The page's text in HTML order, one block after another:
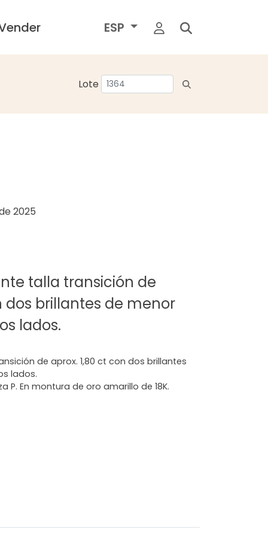
ESP
Lote
2025
talla transición de
dos brillantes de menor
lados.
de aprox. 1,80 ct con dos brillantes
lados.
P. En montura de oro amarillo de 18K.